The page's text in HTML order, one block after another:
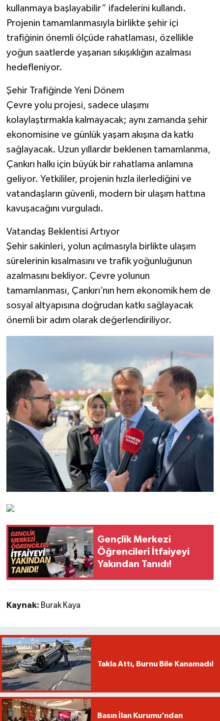
kullanmaya başlayabilir” ifadelerini kullandı.
Projenin tamamlanmasıyla birlikte şehir içi
trafiğinin önemli ölçüde rahatlaması, özellikle
yoğun saatlerde yaşanan sıkışıklığın azalması
hedefleniyor.
Şehir Trafiğinde Yeni Dönem
Çevre yolu projesi, sadece ulaşımı
kolaylaştırmakla kalmayacak; aynı zamanda şehir
ekonomisine ve günlük yaşam akışına da katkı
sağlayacak. Uzun yıllardır beklenen tamamlanma,
Çankırı halkı için büyük bir rahatlama anlamına
geliyor. Yetkililer, projenin hızla ilerlediğini ve
vatandaşların güvenli, modern bir ulaşım hattına
kavuşacağını vurguladı.
Vatandaş Beklentisi Artıyor
Şehir sakinleri, yolun açılmasıyla birlikte ulaşım
sürelerinin kısalmasını ve trafik yoğunluğunun
azalmasını bekliyor. Çevre yolunun
tamamlanması, Çankırı’nın hem ekonomik hem de
sosyal altyapısına doğrudan katkı sağlayacak
önemli bir adım olarak değerlendiriliyor.
Gençlik Merkezi
Öğrencileri İtfaiyeyi
Yakından Tanıdı!
Kaynak: Burak Kaya
Takla Attı, Burnu Bile Kanamadı!
Basın İlan Kurumu’ndan